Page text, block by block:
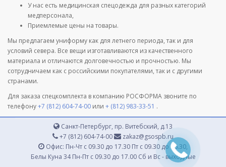
У нас есть медицинская спецодежда для разных категорий
медперсонала,
Приемлемые цены на товары.
Мы предлагаем униформу как для летнего периода, так и для
условий севера. Все вещи изготавливаются из качественного
материала и отличаются долговечностью и прочностью. Мы
сотрудничаем как с российскими покупателями, так и с другими
странами.
Для заказа спецкомплекта в компанию РОСФОРМА звоните по
телефону+7 (812) 604-74-00 или + (812) 983-33-51 .
Санкт-Петербург, пр. Витебский, д.13
+7 (812) 604-74-00
zakaz@gsospb.ru
Офис: Пн-Чт с 09.30 до 17.30 Пт с 09.30 до 16.30,
Белы Куна 34 Пн-Пт с 09.30 до 17.00 Сб и Вс - выходные